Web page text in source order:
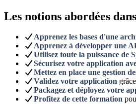
Les notions abordées
Apprenez les bases d'une
Apprenez à développer une
Utilisez toute la puissance de
Sécurisez votre application
Mettez en place une gestion
Validez votre application
Packagez et déployez votre
Profitez de cette formation